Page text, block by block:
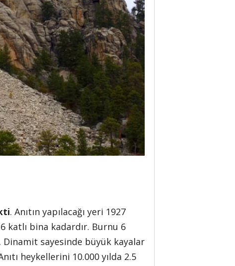
. Anıtın yapılacağı yeri 1927
katlı bina kadardır. Burnu 6
Dinamit sayesinde büyük kayalar
heykellerini 10.000 yılda 2.5